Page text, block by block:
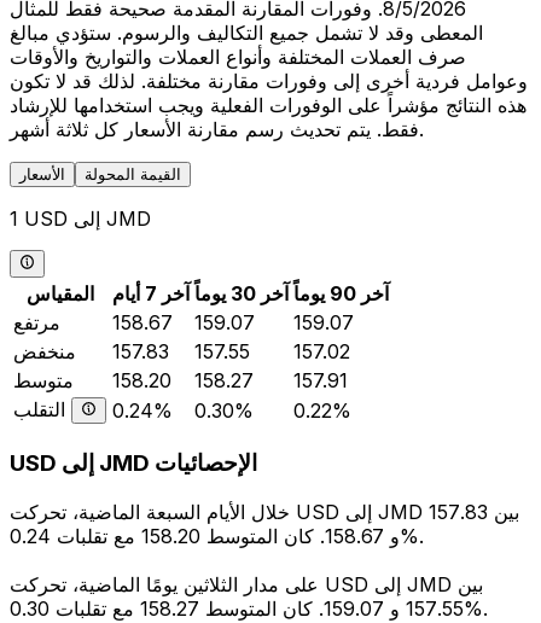
8/5/2026. وفورات المقارنة المقدمة صحيحة فقط للمثال
المعطى وقد لا تشمل جميع التكاليف والرسوم. ستؤدي مبالغ
صرف العملات المختلفة وأنواع العملات والتواريخ والأوقات
وعوامل فردية أخرى إلى وفورات مقارنة مختلفة. لذلك قد لا تكون
هذه النتائج مؤشراً على الوفورات الفعلية ويجب استخدامها للإرشاد
فقط. يتم تحديث رسم مقارنة الأسعار كل ثلاثة أشهر.
الأسعار القيمة المحولة
1 USD إلى JMD
المقياس آخر 7 أيام آخر 30 يوماً
آخر 90 يوماً
مرتفع
158.67 159.07
159.07
منخفض
157.83 157.55
157.02
متوسط
158.20 158.27
157.91
التقلب
0.24% 0.30% 0.22%
USD إلى JMD الإحصائيات
خلال الأيام السبعة الماضية، تحركت USD إلى JMD بين 157.83
و 158.67. كان المتوسط 158.20 مع تقلبات 0.24%.
على مدار الثلاثين يومًا الماضية، تحركت USD إلى JMD بين
157.55 و 159.07. كان المتوسط 158.27 مع تقلبات 0.30%.